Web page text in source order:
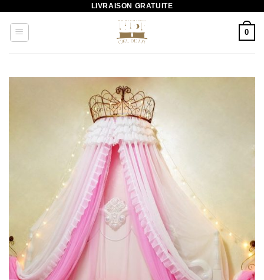
contenu
LIVRAISON GRATUITE
0